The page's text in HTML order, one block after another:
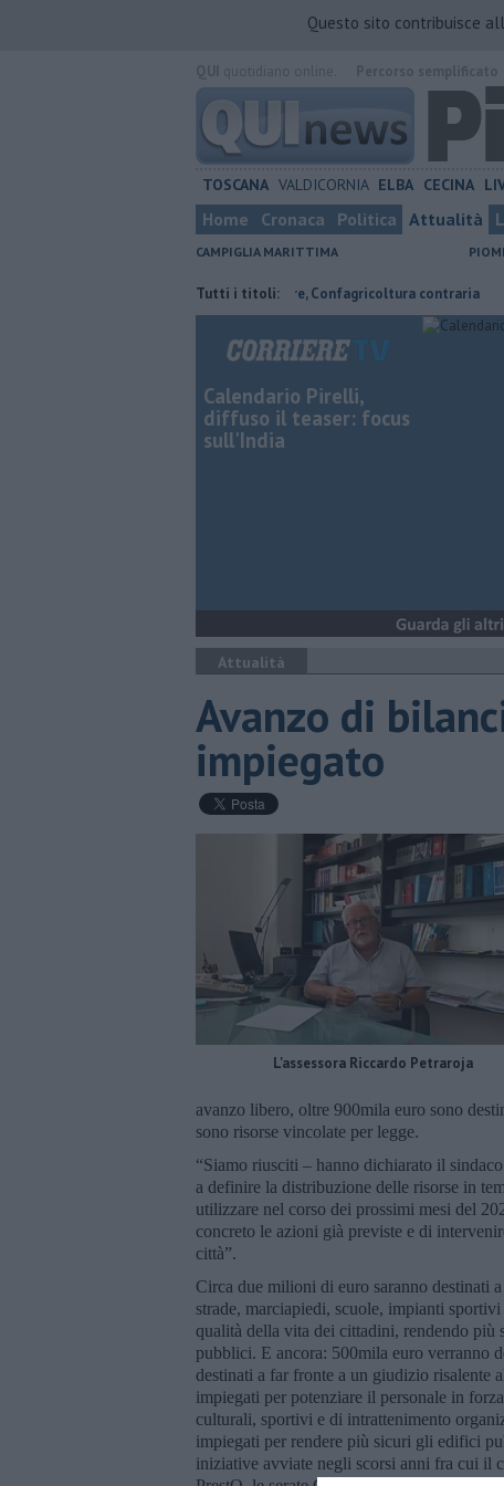
Questo sito contribuisce
TOSCANA VALDICORNIA ELBA CECINA
Home Cronaca Politica Attualità
CAMPIGLIA MARITTIMA
Tutti i titoli:
Parco eolico in mare, Confagricoltura contraria
Calendario Pirelli,
diffuso il teaser: focus
sull'India
Attualità
Avanzo di
impiegato
L'assessora Riccardo Petraroja
avanzo libero, oltre 900mila euro sono
sono risorse vincolate per legge.
“Siamo riusciti – hanno dichiarato il
a definire la distribuzione delle risorse in
utilizzare nel corso dei prossimi mesi del
concreto le azioni già previste e di
città”.
Circa due milioni di euro saranno destinati a
strade, marciapiedi, scuole, impianti
qualità della vita dei cittadini, rendendo
pubblici. E ancora: 500mila euro verranno
destinati a far fronte a un giudizio risalente
impiegati per potenziare il personale in
culturali, sportivi e di intrattenimento
impiegati per rendere più sicuri gli edifici
iniziative avviate negli scorsi anni fra cui il